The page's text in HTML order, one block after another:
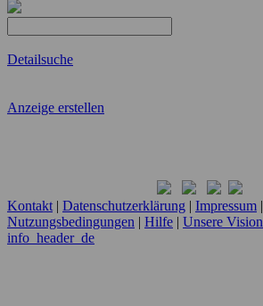
Detailsuche
Anzeige erstellen
Kontakt | Datenschutzerklärung | Impressum |
Nutzungsbedingungen | Hilfe | Unsere Vision
info_header_de